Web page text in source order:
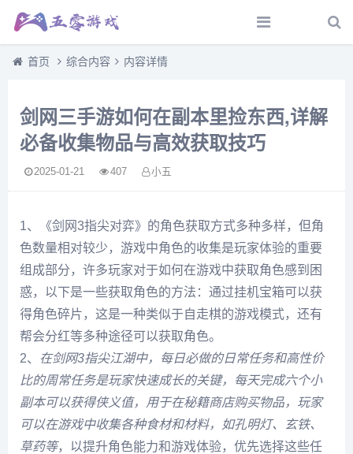
首页 综合内容 内容详情
剑网三手游如何在副本里捡东西,详解
必备收集物品与高效获取技巧
2025-01-21 407 小五
1、《剑网3指尖对弈》的角色获取方式多种多样，但角
色数量相对较少，游戏中角色的收集是玩家体验的重要
组成部分，许多玩家对于如何在游戏中获取角色感到困
惑，以下是一些获取角色的方法：通过挂机宝箱可以获
得角色碎片，这是一种类似于自走棋的游戏模式，还有
帮会分红等多种途径可以获取角色。
2、
在剑网3指尖江湖中，每日必做的日常任务和高性价
比的周常任务是玩家快速成长的关键，每天完成六个小
副本可以获得侠义值，用于在秘籍商店购买物品，玩家
可以在游戏中收集各种食材和材料，如孔明灯、玄铁、
草药等，以提升角色能力和游戏体验，优先选择这些任